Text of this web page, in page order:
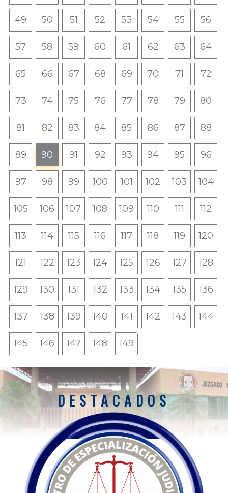
49 50 51 52 53 54 55 56
57 58 59 60 61 62 63 64
65 66 67 68 69 70 71 72
73 74 75 76 77 78 79 80
81 82 83 84 85 86 87 88
89 90 91 92 93 94 95 96
97 98 99 100 101 102 103 104
105 106 107 108 109 110 111 112
113 114 115 116 117 118 119 120
121 122 123 124 125 126 127 128
129 130 131 132 133 134 135 136
137 138 139 140 141 142 143 144
145 146 147 148 149
DESTACADOS